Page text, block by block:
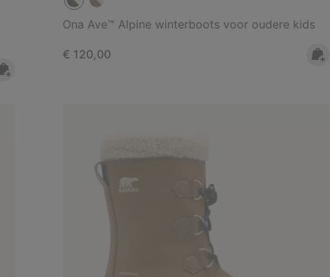
Ona Ave™ Alpine winterboots voor oudere kids
Regular price:
€ 120,00